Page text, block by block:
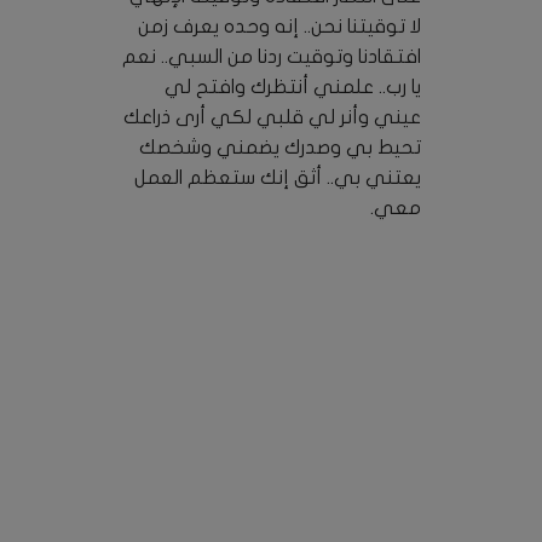
لا توقيتنا نحن.. إنه وحده يعرف زمن
افتقادنا وتوقيت ردنا من السبي.. نعم
يا رب.. علمني أنتظرك وافتح لي
عيني وأنر لي قلبي لكي أرى ذراعك
تحيط بي وصدرك يضمني وشخصك
يعتني بي.. أثق إنك ستعظم العمل
معي.